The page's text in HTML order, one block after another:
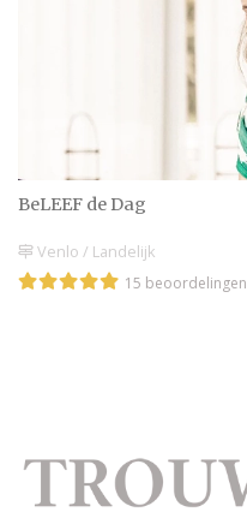
BeLEEF de Dag
Venlo / Landelijk
15 beoordelingen